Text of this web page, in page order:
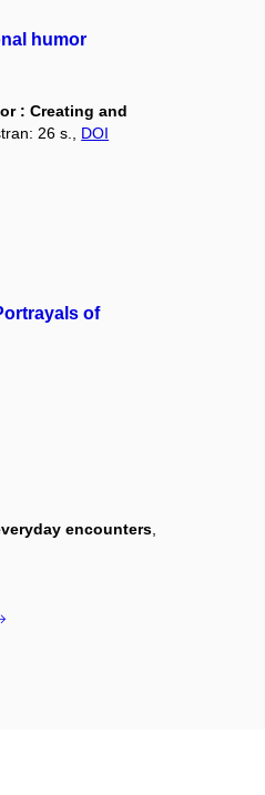
humor
: Creating and
26 s., DOI
of
encounters,